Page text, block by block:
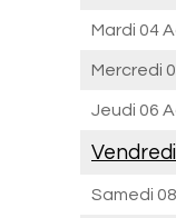
Mardi 04
Mercredi
Jeudi 06
Samedi